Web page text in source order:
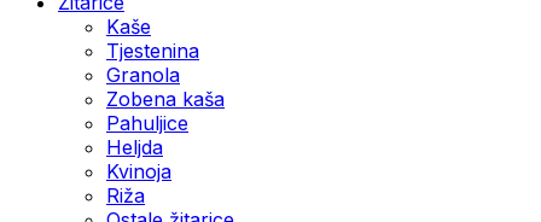
Kaše
Tjestenina
Granola
Zobena kaša
Pahuljice
Heljda
Kvinoja
Riža